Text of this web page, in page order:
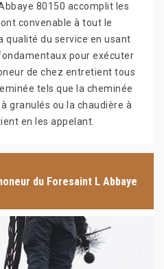
80150 accomplit les
convenable à tout le
qualité du service en usant
pour exécuter
de chez entretient tous
tels que la cheminée
granulés ou la chaudière à
en les appelant.
du Foresaint L Abbaye